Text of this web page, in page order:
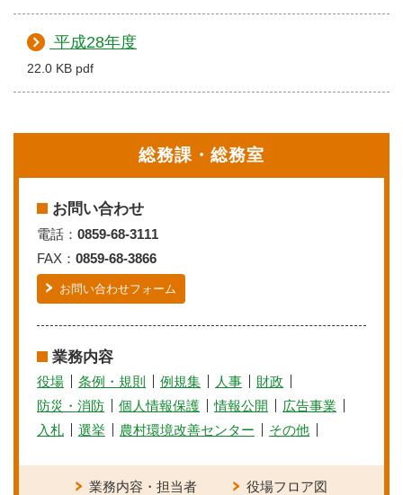
平成28年度
22.0 KB pdf
総務課・総務室
お問い合わせ
電話： 0859-68-3111
FAX： 0859-68-3866
お問い合わせフォーム
業務内容
役場 条例・規則 例規集 人事
財政
防災・消防
個人情報保護 情報公開
広告事業
入札
選挙 農村環境改善センター その他
業務内容・担当者
役場フロア図